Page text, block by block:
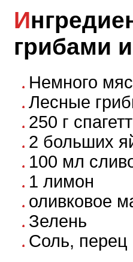
Ингредиенты для пасты с
грибами
Немного
Лесные
250 г
2 больших
100 мл
1 лимон
оливковое
Зелень
Соль, перец